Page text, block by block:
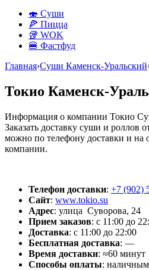
🍣 Суши
🍕 Пицца
🥡 WOK
🍔 Фастфуд
Главная›Суши Каменск-Уральский
Токио Каменск-
Информация о компании Токио
Заказать доставку суши и роллов
можно по телефону доставки и на
компании.
Телефон доставки: +7 (902)
Сайт: www.tokio.su
Адрес: улица Суворова, 24
Прием заказов: с 11:00 до
Доставка: с 11:00 до 22:00
Бесплатная доставка: —
Время доставки: ≈60 минут
Способы оплаты: